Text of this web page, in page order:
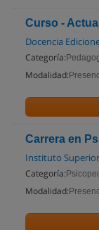
Curso -
Docencia
Categoría:
Modalidad:
Carrera en
Instituto Superior
Categoría:
Modalidad: